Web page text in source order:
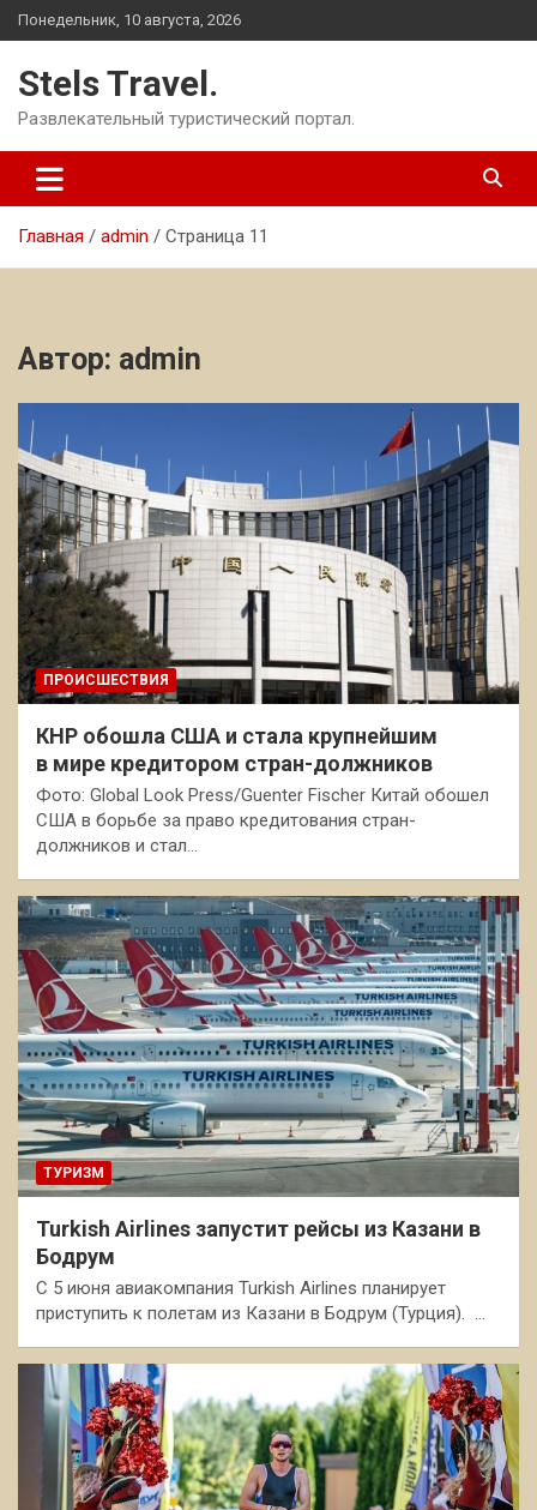
Перейти
к
Понедельник, 10 августа, 2026
Stels Travel.
Развлекательный туристический портал.
Главная admin Страница 11
Автор: admin
ПРОИСШЕСТВИЯ
КНР обошла США и стала крупнейшим
в мире кредитором стран-должников
Фото: Global Look Press/Guenter Fischer Китай обошел
США в борьбе за право кредитования стран-
должников и стал…
ТУРИЗМ
Turkish Airlines запустит рейсы из Казани в
Бодрум
С 5 июня авиакомпания Turkish Airlines планирует
приступить к полетам из Казани в Бодрум (Турция). …